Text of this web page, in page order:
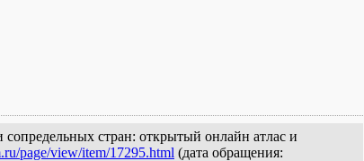
стран: открытый онлайн атлас и
page/view/item/17295.html (дата обращения: